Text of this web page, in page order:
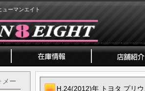
ーマンエイト
メー
H.24(2012)年 トヨタ プリ